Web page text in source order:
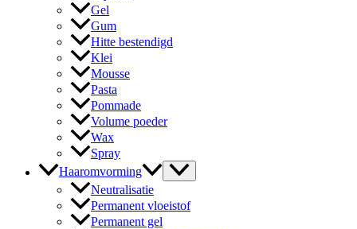
Gel
Gum
Hitte bestendigd
Klei
Mousse
Pasta
Pommade
Volume poeder
Wax
Spray
Haaromvorming
Neutralisatie
Permanent vloeistof
Permanent gel